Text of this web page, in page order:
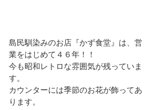
島民馴染みのお店『かず食堂』は、営
業をはじめて４６年！！
今も昭和レトロな雰囲気が残っていま
す。
カウンターには季節のお花が飾ってあ
ります。